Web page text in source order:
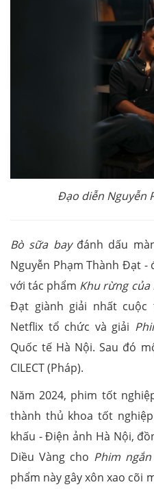
Đạo diễn Nguyễn
Bò sữa bay đánh dấu
Nguyễn Phạm Thành Đạt -
với tác phẩm Khu rừng của
Đạt giành giải nhất
Netflix tổ chức và giải
Quốc tế Hà Nội. Sau đó
CILECT (Pháp).
Năm 2024, phim tốt
thành thủ khoa tốt
khấu - Điện ảnh Hà Nội,
Diều Vàng cho Phim
phẩm này gây xôn xao cõi